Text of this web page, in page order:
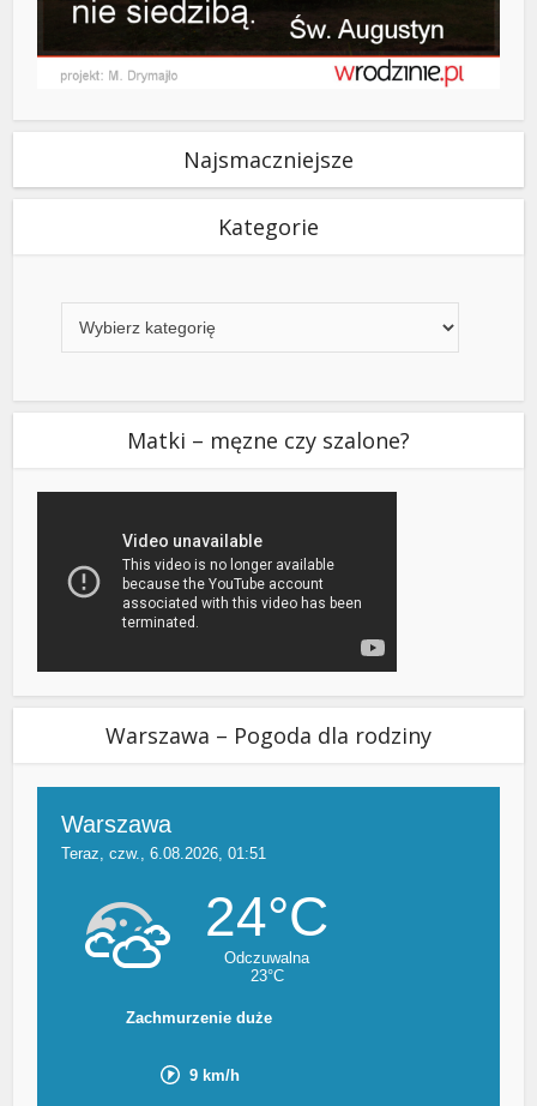
Najsmaczniejsze
Kategorie
Matki – męzne czy szalone?
Warszawa – Pogoda dla rodziny